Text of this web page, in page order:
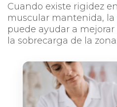
Cuando existe rigidez
muscular mantenida, la
puede ayudar a
la sobrecarga de la zona.